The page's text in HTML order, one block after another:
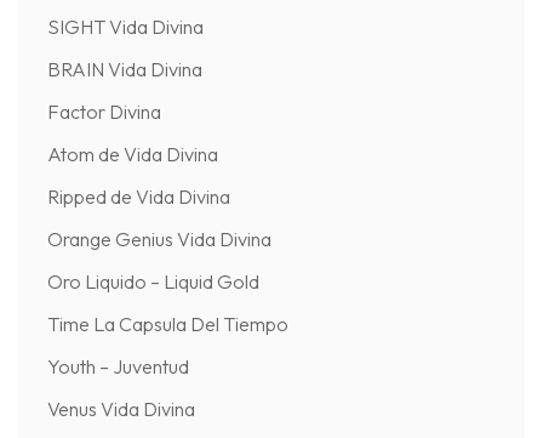
SIGHT Vida Divina
BRAIN Vida Divina
Factor Divina
Atom de Vida Divina
Ripped de Vida Divina
Orange Genius Vida Divina
Oro Liquido – Liquid Gold
Time La Capsula Del Tiempo
Youth – Juventud
Venus Vida Divina